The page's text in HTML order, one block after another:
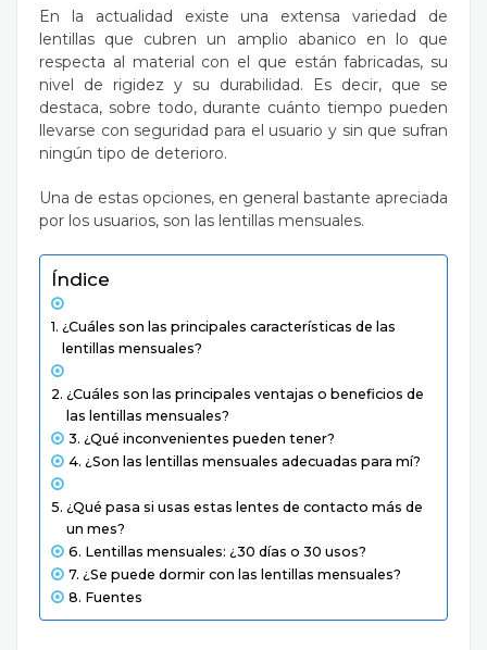
En la actualidad existe una extensa variedad de
lentillas que cubren un amplio abanico en lo que
respecta al material con el que están fabricadas, su
nivel de rigidez y su durabilidad. Es decir, que se
destaca, sobre todo, durante cuánto tiempo pueden
llevarse con seguridad para el usuario y sin que sufran
ningún tipo de deterioro.
Una de estas opciones, en general bastante apreciada
por los usuarios, son las lentillas mensuales.
Índice
¿Cuáles son las principales características de las
lentillas mensuales?
¿Cuáles son las principales ventajas o beneficios de
las lentillas mensuales?
¿Qué inconvenientes pueden tener?
¿Son las lentillas mensuales adecuadas para mí?
¿Qué pasa si usas estas lentes de contacto más de
un mes?
Lentillas mensuales: ¿30 días o 30 usos?
¿Se puede dormir con las lentillas mensuales?
Fuentes